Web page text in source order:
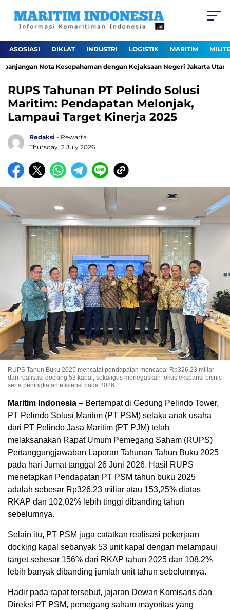
ASOSIASI DIKLAT INDUSTRI LOGISTIK MARITIM
Nota Kesepahaman dengan Kejaksaan Negeri Jakarta Utara
RUPS Tahunan PT Pelindo Solusi
Maritim: Pendapatan Melonjak,
Lampaui Target Kinerja 2025
Redaksi - Pewarta
Thursday, 2 July 2026
RUPS Tahun Buku 2025 mencatat pendapatan mencapai Rp326,23 miliar
dan realisasi docking 53 kapal, sekaligus menegaskan fokus ekspansi bisnis
serta peningkatan efisiensi pada 2026.
Maritim Indonesia – Bertempat di Gedung Pelindo Tower,
PT Pelindo Solusi Maritim (PT PSM) selaku anak usaha
dari PT Pelindo Jasa Maritim (PT PJM) telah
melaksanakan Rapat Umum Pemegang Saham (RUPS)
Pertanggungjawaban Laporan Tahunan Tahun Buku 2025
pada hari Jumat tanggal 26 Juni 2026. Hasil RUPS
menetapkan Pendapatan PT PSM tahun buku 2025
adalah sebesar Rp326,23 miliar atau 153,25% diatas
RKAP dan 102,02% lebih tinggi dibanding tahun
sebelumnya.
Selain itu, PT PSM juga catatkan realisasi pekerjaan
docking kapal sebanyak 53 unit kapal dengan melampaui
target sebesar 156% dari RKAP tahun 2025 dan 108,2%
lebih banyak dibanding jumlah unit tahun sebelumnya.
Hadir pada rapat tersebut, jajaran Dewan Komisaris dan
Direksi PT PSM, pemegang saham mayoritas yang